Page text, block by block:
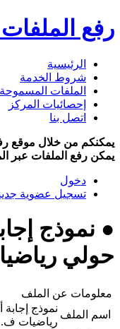
رفع
الرئيسية
شروط الخدمة
الملفات المسموحة
إحصائيات المركز
اتصل بنا
يمكنكم من خلال موقع
يمكن رفع الملفات عبر
دخول
تسجيل عضوية
● نموذج
حولي
معلومات عن الملف
اسم الملف
نموذج
رياضيات